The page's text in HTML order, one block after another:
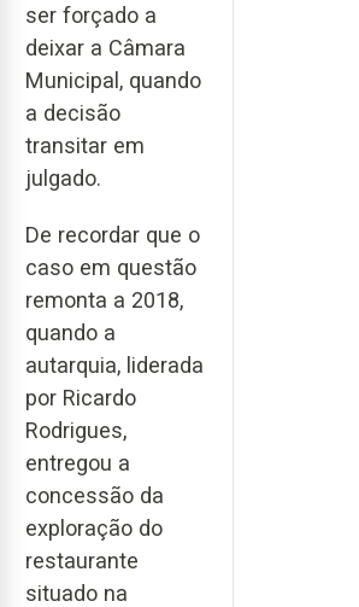
ser forçado a
deixar a Câmara
Municipal, quando
a decisão
transitar em
julgado.
De recordar que o
caso em questão
remonta a 2018,
quando a
autarquia, liderada
por Ricardo
Rodrigues,
entregou a
concessão da
exploração do
restaurante
situado na